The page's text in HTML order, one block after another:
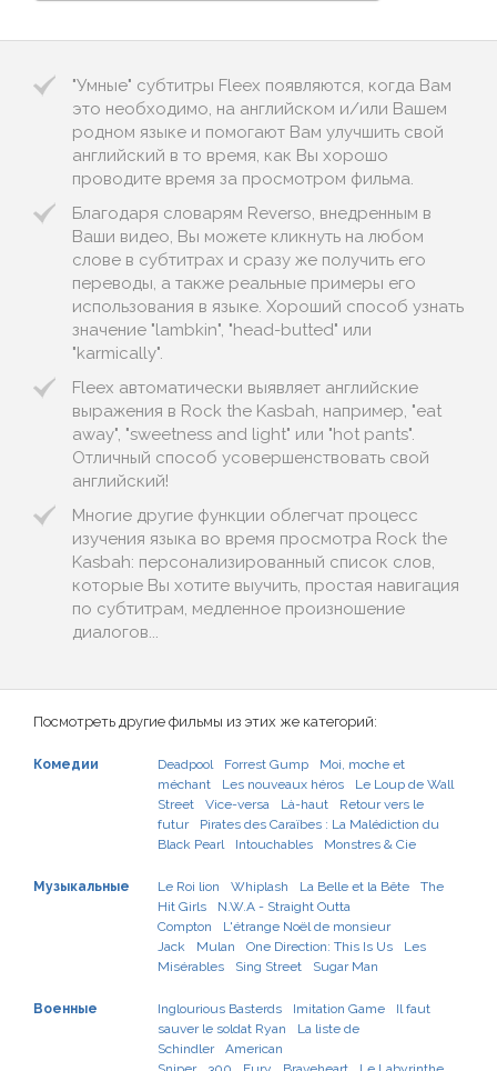
"Умные" субтитры Fleex появляются, когда Вам
это необходимо, на английском и/или Вашем
родном языке и помогают Вам улучшить свой
английский в то время, как Вы хорошо
проводите время за просмотром фильма.
Благодаря словарям Reverso, внедренным в
Ваши видео, Вы можете кликнуть на любом
слове в субтитрах и сразу же получить его
переводы, а также реальные примеры его
использования в языке. Хороший способ узнать
значение "lambkin", "head-butted" или
"karmically".
Fleex автоматически выявляет английские
выражения в Rock the Kasbah, например, "eat
away", "sweetness and light" или "hot pants".
Отличный способ усовершенствовать свой
английский!
Многие другие функции облегчат процесс
изучения языка во время просмотра Rock the
Kasbah: персонализированный список слов,
которые Вы хотите выучить, простая навигация
по субтитрам, медленное произношение
диалогов...
Посмотреть другие фильмы из этих же категорий:
Комедии Deadpool Forrest Gump
Moi, moche et
méchant
Les nouveaux héros
Le Loup de Wall
Street
Vice-versa Là-haut
Retour vers le
futur
Pirates des Caraïbes : La Malédiction du
Black Pearl
Intouchables Monstres & Cie
Музыкальные Le Roi lion Whiplash La Belle et la Bête
The
Hit Girls
N.W.A - Straight Outta
Compton
L'étrange Noël de monsieur
Jack
Mulan One Direction: This Is Us
Les
Misérables
Sing Street Sugar Man
Военные Inglourious Basterds Imitation Game
Il faut
sauver le soldat Ryan
La liste de
Schindler
American